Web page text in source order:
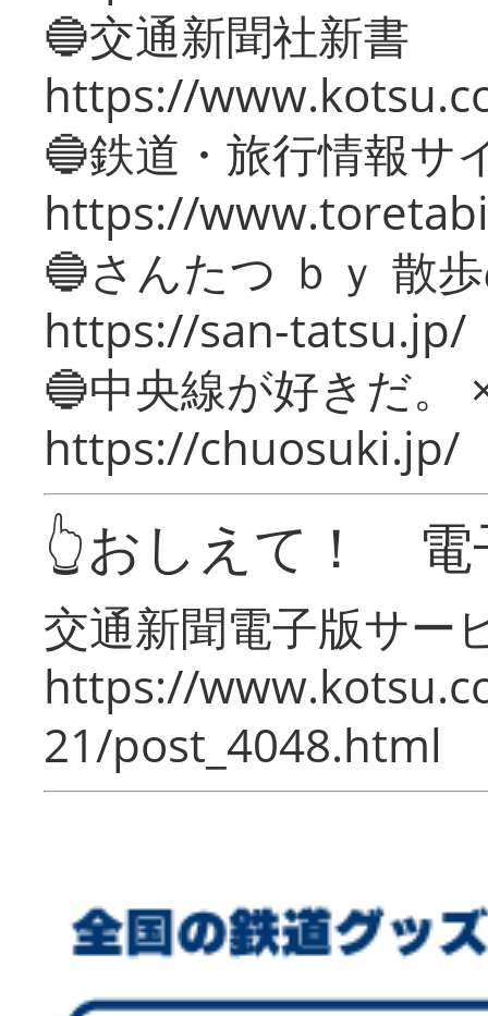
🔵交通新聞社新書
https://
🔵鉄道・旅行情報サ
https://
🔵さんたつ ｂｙ 散
https://san-tatsu.jp/
🔵中央線が好きだ。
https://chuosuki.jp/
👆おしえて！ 電
交通新聞電子版サー
https://
21/post_4048.html